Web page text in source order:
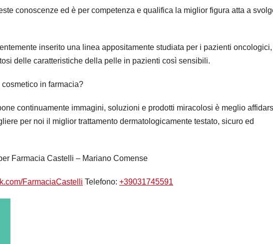
conoscenze ed è per competenza e qualifica la miglior figura atta a
inserito una linea appositamente studiata per i pazienti oncologici,
delle caratteristiche della pelle in pazienti così sensibili.
in farmacia?
continuamente immagini, soluzioni e prodotti miracolosi è meglio
per noi il miglior trattamento dermatologicamente testato, sicuro ed
Farmacia Castelli – Mariano Comense
FarmaciaCastelli Telefono: +39031745591